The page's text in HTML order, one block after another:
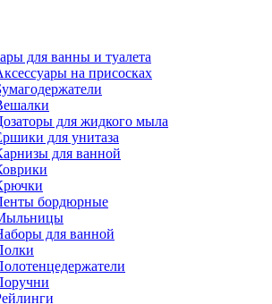
для ванны и туалета
на присосках
для жидкого мыла
для унитаза
для ванной
бордюрные
для ванной